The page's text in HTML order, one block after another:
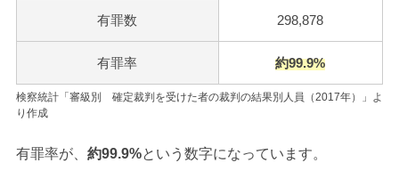
有罪数 298,878
有罪率 約99.9%
検察統計「審級別 確定裁判を受けた者の裁判の結果別人員（2017年）」よ
り作成
有罪率が、 約99.9%という数字になっています。